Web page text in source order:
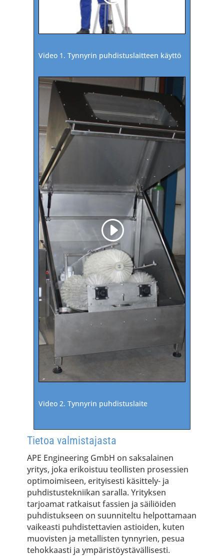
Video 1. Tynnyrin puhdistuslaitteen käyttö
Video 2. Tynnyrin puhdistuslaite
Tietoa valmistajasta
APE Engineering GmbH on saksalainen
yritys, joka erikoistuu teollisten prosessien
optimoimiseen, erityisesti käsittely- ja
puhdistustekniikan saralla. Yrityksen
tarjoamat ratkaisut fassien ja säiliöiden
puhdistukseen on suunniteltu helpottamaan
vaikeasti puhdistettavien astioiden, kuten
muovisten ja metallisten tynnyrien, pesua
tehokkaasti ja ympäristöystävällisesti.